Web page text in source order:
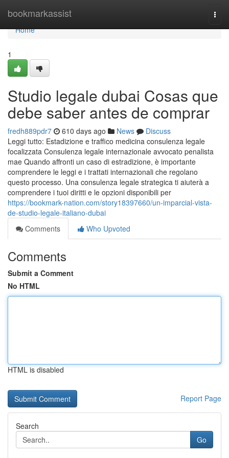
bookmarkassist
Home
Home
1
Studio legale dubai Cosas que
debe saber antes de comprar
fredh889pdr7 610 days ago News
Discuss
Leggi tutto: Estadizione e traffico medicina consulenza legale
focalizzata Consulenza legale internazionale avvocato penalista
mae Quando affronti un caso di estradizione, è importante
comprendere le leggi e i trattati internazionali che regolano
questo processo. Una consulenza legale strategica ti aiuterà a
comprendere i tuoi diritti e le opzioni disponibili per
https://bookmark-nation.com/story18397660/un-imparcial-vista-
de-studio-legale-italiano-dubai
Comments
Who Upvoted
Comments
Submit a Comment
No HTML
HTML is disabled
Report Page
Search
Go